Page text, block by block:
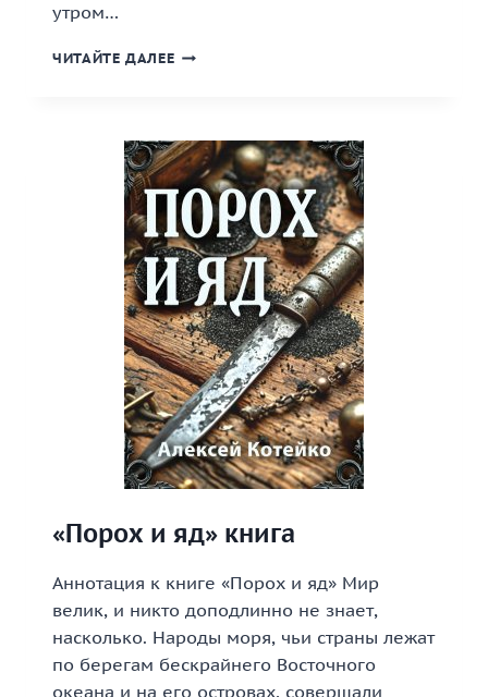
утром…
ЧИТАЙТЕ ДАЛЕЕ «КОФЕ
«Порох и яд» книга
Аннотация к книге «Порох и яд» Мир
велик, и никто доподлинно не знает,
насколько. Народы моря, чьи страны лежат
по берегам бескрайнего Восточного
океана и на его островах, совершали